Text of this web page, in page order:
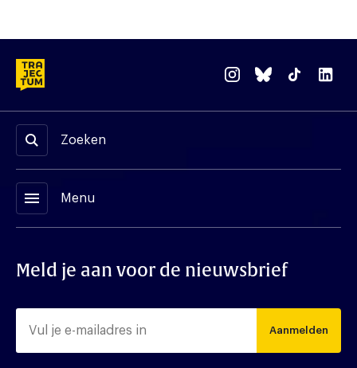
Zoeken
menu Menu
Meld je aan voor de nieuwsbrief
Aanmelden